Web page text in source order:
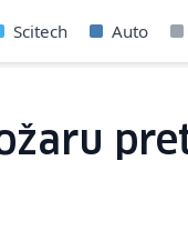
Scitech Auto